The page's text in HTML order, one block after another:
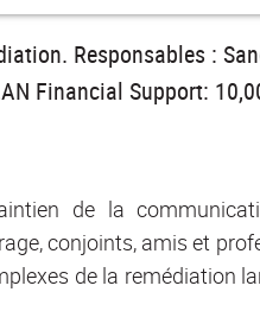
Responsables :
Financial Support:
de la
conjoints, amis et
de la remédiation